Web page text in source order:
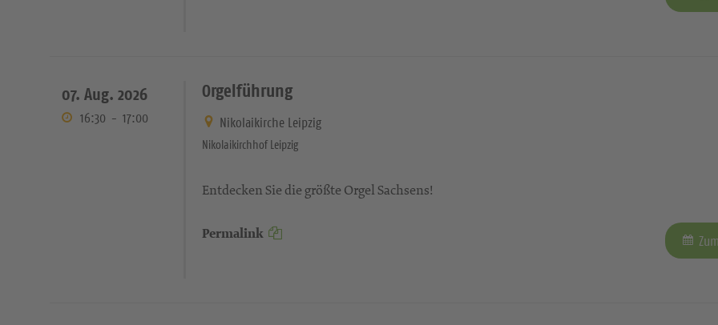
07. Aug. 2026
16:30 - 17:00
Orgelführung
Nikolaikirche Leipzig
Nikolaikirchhof Leipzig
Entdecken Sie die größte Orgel Sachsens!
Permalink